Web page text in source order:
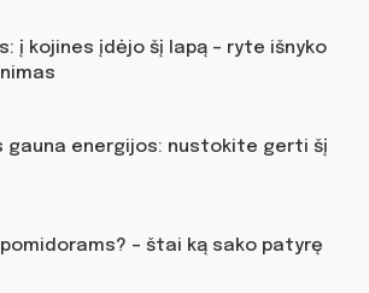
į kojines įdėjo šį lapą – ryte išnyko
gauna energijos: nustokite gerti šį
– štai ką sako patyrę